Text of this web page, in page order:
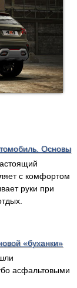
Основы
с комфортом
руки при
«буханки»
асфальтовыми